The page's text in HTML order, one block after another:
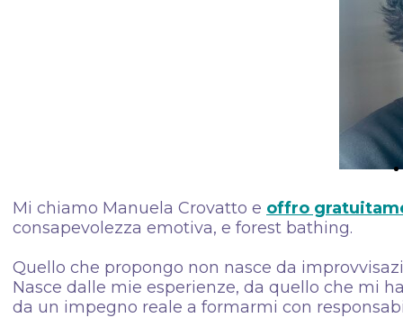
Mi chiamo Manuela Crovatto e offro
consapevolezza emotiva, e forest bathing.
Quello che propongo non nasce da
Nasce dalle mie esperienze, da quello che mi
da un impegno reale a formarmi con